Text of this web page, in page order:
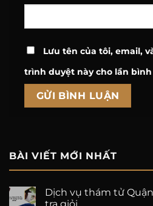
Lưu tên của tôi, email,
trình duyệt này cho lần
BÀI VIẾT MỚI NHẤT
Dịch vụ thám tử